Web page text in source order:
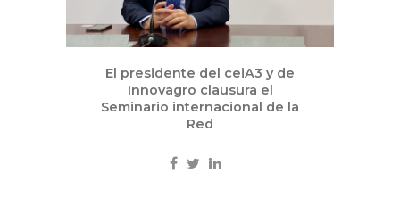
El presidente del ceiA3 y de
Innovagro clausura el
Seminario internacional de la
Red